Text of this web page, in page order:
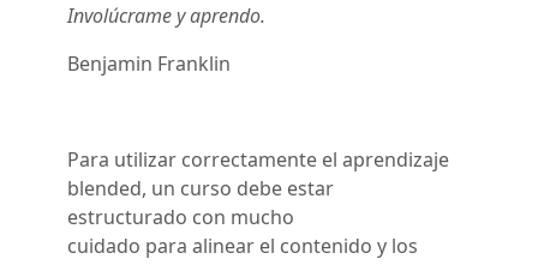
Involúcrame y aprendo.
Benjamin Franklin
Para utilizar correctamente el aprendizaje
blended, un curso debe estar
estructurado con mucho
cuidado para alinear el contenido y los